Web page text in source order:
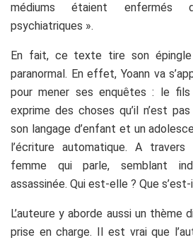
médiums étaient enfermés
psychiatriques ».
En fait, ce texte tire son
paranormal. En effet, Yoann va
pour mener ses enquêtes : le
exprime des choses qu’il n’est
son langage d’enfant et un
l’écriture automatique. A
femme qui parle, semblant
assassinée. Qui est-elle ? Que
L’auteure y aborde aussi un thème
prise en charge. Il est vrai que